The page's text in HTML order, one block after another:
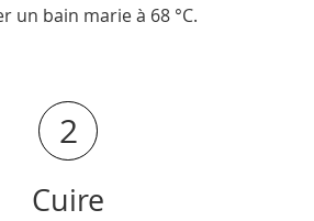
un bain marie à 68 °C.
2
Cuire